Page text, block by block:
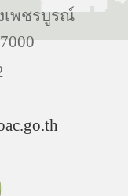
เพชรบูรณ์